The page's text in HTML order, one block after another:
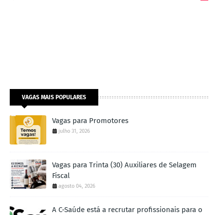
VAGAS MAIS POPULARES
Vagas para Promotores
julho 31, 2026
Vagas para Trinta (30) Auxiliares de Selagem
Fiscal
agosto 04, 2026
A C-Saúde está a recrutar profissionais para o